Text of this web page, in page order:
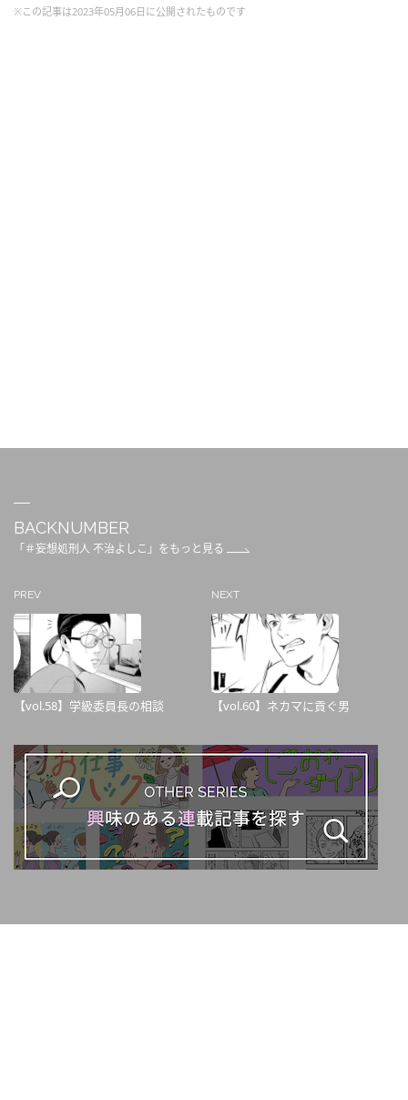
※この記事は2023年05月06日に公開されたものです
BACKNUMBER
「＃妄想処刑人 不治よしこ」をもっと見る
PREV
【vol.58】学級委員長の相談
NEXT
【vol.60】ネカマに貢ぐ男